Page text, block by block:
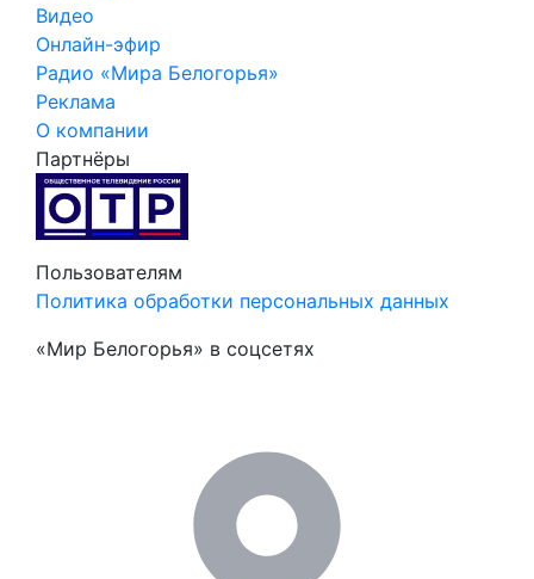
Видео
Онлайн-эфир
Радио «Мира Белогорья»
Реклама
О компании
Партнёры
Пользователям
Политика обработки персональных данных
«Мир Белогорья» в соцсетях